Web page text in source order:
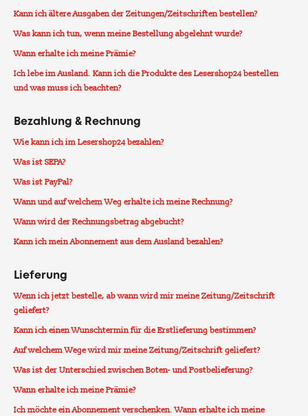
Kann ich ältere Ausgaben der Zeitungen/Zeitschriften bestellen?
Was kann ich tun, wenn meine Bestellung abgelehnt wurde?
Wann erhalte ich meine Prämie?
Ich lebe im Ausland. Kann ich die Produkte des Lesershop24 bestellen
und was muss ich beachten?
Bezahlung & Rechnung
Wie kann ich im Lesershop24 bezahlen?
Was ist SEPA?
Was ist PayPal?
Wann und auf welchem Weg erhalte ich meine Rechnung?
Wann wird der Rechnungsbetrag abgebucht?
Kann ich mein Abonnement aus dem Ausland bezahlen?
Lieferung
Wenn ich jetzt bestelle, ab wann wird mir meine Zeitung/Zeitschrift
geliefert?
Kann ich einen Wunschtermin für die Erstlieferung bestimmen?
Auf welchem Wege wird mir meine Zeitung/Zeitschrift geliefert?
Was ist der Unterschied zwischen Boten- und Postbelieferung?
Wann erhalte ich meine Prämie?
Ich möchte ein Abonnement verschenken. Wann erhalte ich meine